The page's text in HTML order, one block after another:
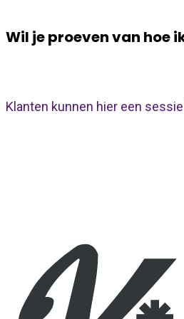
Wil je proeven van hoe
Klanten kunnen hier een